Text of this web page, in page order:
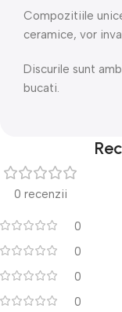
Compozitiile
ceramice, vor
Discurile sunt
bucati.
0 recenzii
0
0
0
0